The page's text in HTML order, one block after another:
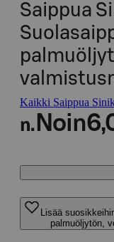
Saippua
Kaikki Saippua
n. Noin
Lisää
palmuöljytön,